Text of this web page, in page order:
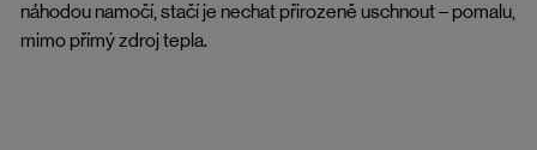
náhodou namočí, stačí je nechat přirozeně uschnout – pomalu,
mimo přímý zdroj tepla.